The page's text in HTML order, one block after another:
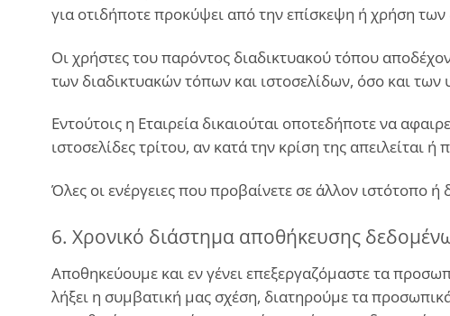
για οτιδήποτε προκύψει από την επίσκεψη ή χρήση
Οι χρήστες του παρόντος διαδικτυακού τόπου
των διαδικτυακών τόπων και ιστοσελίδων, όσο και
Εντούτοις η Εταιρεία δικαιούται οποτεδήποτε να
ιστοσελίδες τρίτου, αν κατά την κρίση της απειλείται
Όλες οι ενέργειες που προβαίνετε σε άλλον ιστότοπο
6. Χρονικό διάστημα αποθήκευσης
Αποθηκεύουμε και εν γένει επεξεργαζόμαστε τα
λήξει η συμβατική μας σχέση, διατηρούμε τα